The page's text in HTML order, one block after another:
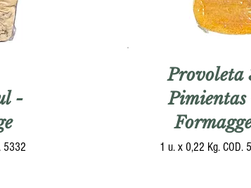
-
5332
Provoleta
Pimientas
1 u. x 0,22 Kg. COD.